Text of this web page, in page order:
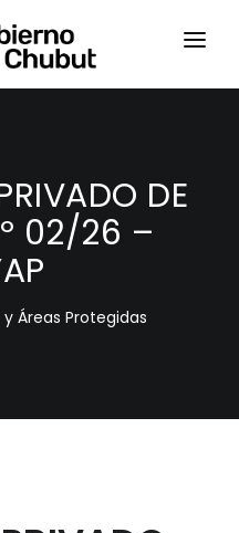
DE
02/26 –
Áreas Protegidas